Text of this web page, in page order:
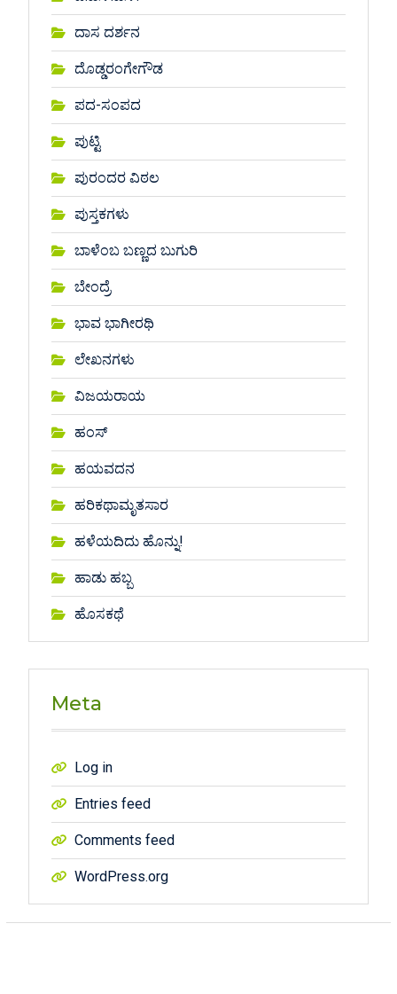
ದಾಸ ದರ್ಶನ
ದೊಡ್ಡರಂಗೇಗೌಡ
ಪದ-ಸಂಪದ
ಪುಟ್ಟಿ
ಪುರಂದರ ವಿಠಲ
ಪುಸ್ತಕಗಳು
ಬಾಳೆಂಬ ಬಣ್ಣದ ಬುಗುರಿ
ಬೇಂದ್ರೆ
ಭಾವ ಭಾಗೀರಥಿ
ಲೇಖನಗಳು
ವಿಜಯರಾಯ
ಹಂಸ್
ಹಯವದನ
ಹರಿಕಥಾಮೃತಸಾರ
ಹಳೆಯದಿದು ಹೊನ್ನು!
ಹಾಡು ಹಬ್ಬ
ಹೊಸಕಥೆ
Meta
Log in
Entries feed
Comments feed
WordPress.org